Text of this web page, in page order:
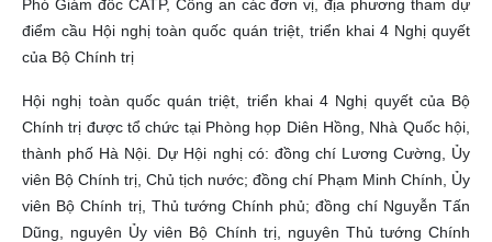
Phó Giám đốc CATP, Công an các đơn vị, địa phương tham dự
điểm cầu Hội nghị toàn quốc quán triệt, triển khai 4 Nghị quyết
của Bộ Chính trị
Hội nghị toàn quốc quán triệt, triển khai 4 Nghị quyết của Bộ
Chính trị được tổ chức tại Phòng họp Diên Hồng, Nhà Quốc hội,
thành phố Hà Nội. Dự Hội nghị có: đồng chí Lương Cường, Ủy
viên Bộ Chính trị, Chủ tịch nước; đồng chí Phạm Minh Chính, Ủy
viên Bộ Chính trị, Thủ tướng Chính phủ; đồng chí Nguyễn Tấn
Dũng, nguyên Ủy viên Bộ Chính trị, nguyên Thủ tướng Chính